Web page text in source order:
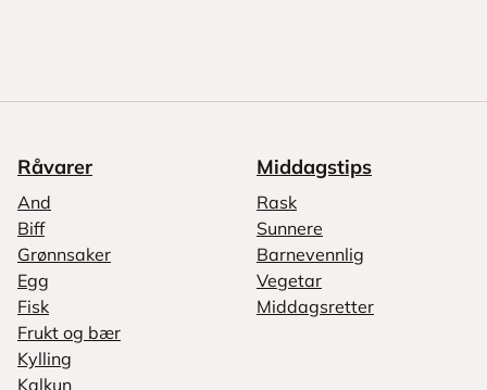
Råvarer
And
Biff
Grønnsaker
Egg
Fisk
Frukt og bær
Kylling
Kalkun
Middagstips
Rask
Sunnere
Barnevennlig
Vegetar
Middagsretter